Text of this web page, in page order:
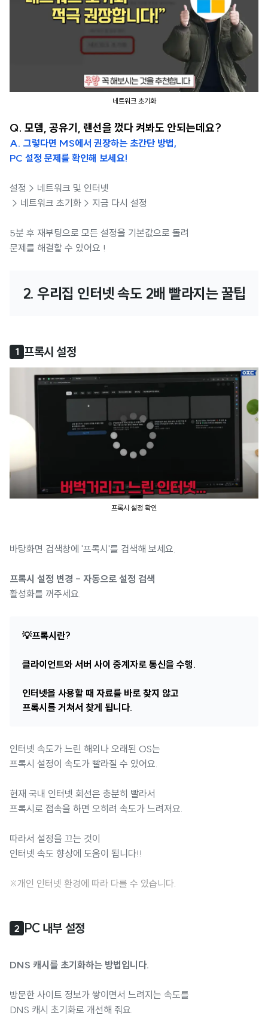
네트워크 초기화
Q. 모뎀, 공유기, 랜선을 껐다 켜봐도 안되는데요?
A. 그렇다면 MS에서 권장하는 초간단 방법,
PC 설정 문제를 확인해 보세요!
설정 > 네트워크 및 인터넷
> 네트워크 초기화 > 지금 다시 설정
5분 후 재부팅으로 모든 설정을 기본값으로 돌려
문제를 해결할 수 있어요 !
2. 우리집 인터넷 속도 2배 빨라지는 꿀팁
1 프록시 설정
프록시 설정 확인
바탕화면 검색창에 '프록시'를 검색해 보세요.
프록시 설정 변경 - 자동으로 설정 검색
활성화를 꺼주세요.
💡프록시란?
클라이언트와 서버 사이 중계자로 통신을 수행.
인터넷을 사용할 때 자료를 바로 찾지 않고
프록시를 거쳐서 찾게 됩니다.
인터넷 속도가 느린 해외나 오래된 OS는
프록시 설정이 속도가 빨라질 수 있어요.
현재 국내 인터넷 회선은 충분히 빨라서
프록시로 접속을 하면 오히려 속도가 느려져요.
따라서 설정을 끄는 것이
인터넷 속도 향상에 도움이 됩니다!!
※개인 인터넷 환경에 따라 다를 수 있습니다.
2 PC 내부 설정
DNS 캐시를 초기화하는 방법입니다.
방문한 사이트 정보가 쌓이면서 느려지는 속도를
DNS 캐시 초기화로 개선해 줘요.